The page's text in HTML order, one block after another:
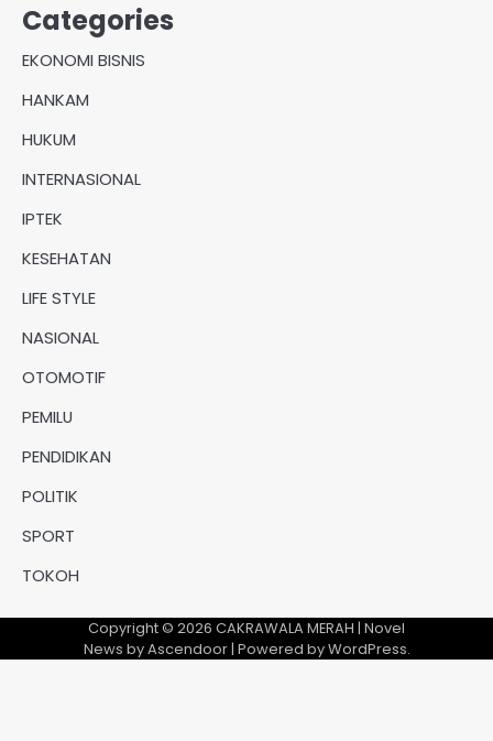
Categories
EKONOMI BISNIS
HANKAM
HUKUM
INTERNASIONAL
IPTEK
KESEHATAN
LIFE STYLE
NASIONAL
OTOMOTIF
PEMILU
PENDIDIKAN
POLITIK
SPORT
TOKOH
Copyright © 2026 CAKRAWALA MERAH | Novel
News byAscendoor| Powered byWordPress.